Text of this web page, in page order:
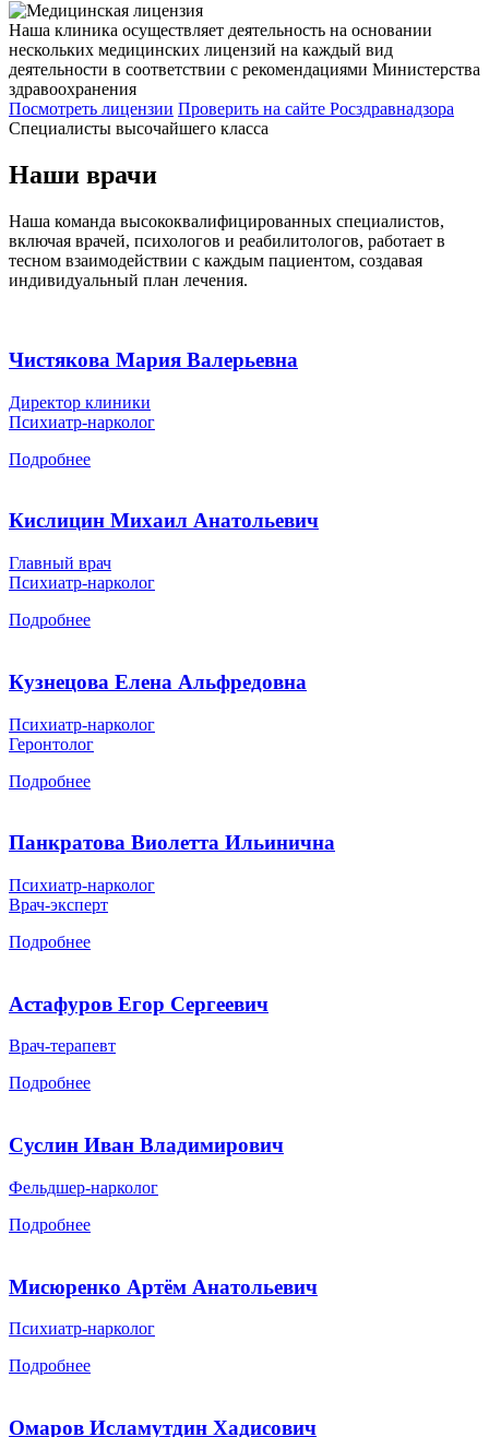
Наша клиника осуществляет деятельность на основании
нескольких медицинских лицензий на каждый вид
деятельности в соответствии с рекомендациями Министерства
здравоохранения
Посмотреть лицензии Проверить на сайте Росздравнадзора
Специалисты высочайшего класса
Наши врачи
Наша команда высококвалифицированных специалистов,
включая врачей, психологов и реабилитологов, работает в
тесном взаимодействии с каждым пациентом, создавая
индивидуальный план лечения.
Чистякова Мария Валерьевна
Директор клиники
Психиатр-нарколог
Подробнее
Кислицин Михаил Анатольевич
Главный врач
Психиатр-нарколог
Подробнее
Кузнецова Елена Альфредовна
Психиатр-нарколог
Геронтолог
Подробнее
Панкратова Виолетта Ильинична
Психиатр-нарколог
Врач-эксперт
Подробнее
Астафуров Егор Сергеевич
Врач-терапевт
Подробнее
Суслин Иван Владимирович
Фельдшер-нарколог
Подробнее
Мисюренко Артём Анатольевич
Психиатр-нарколог
Подробнее
Омаров Исламутдин Хадисович